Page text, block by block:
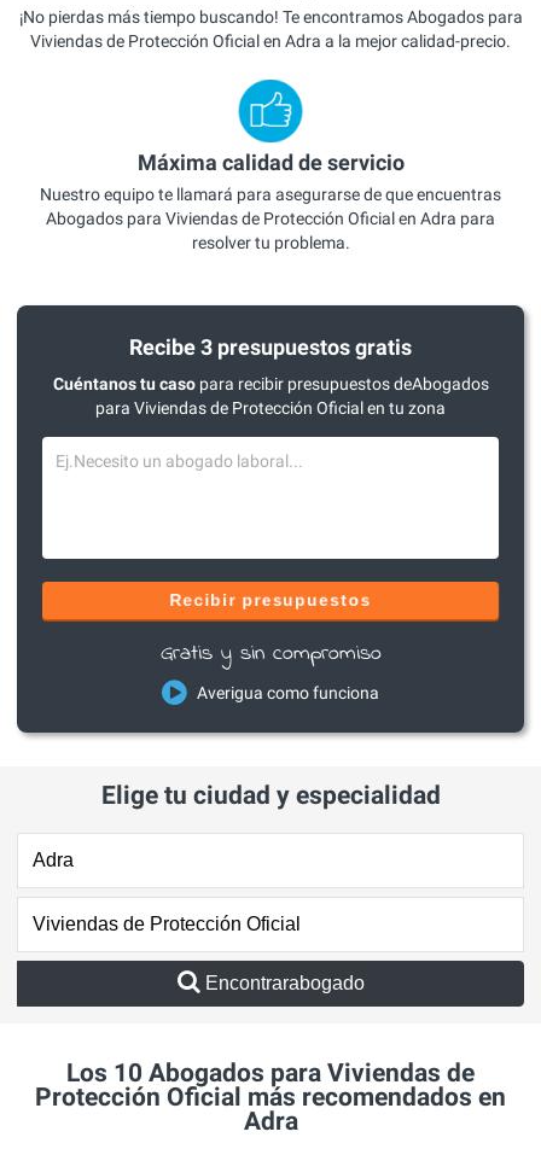
¡No pierdas más tiempo buscando! Te encontramos Abogados para
Viviendas de Protección Oficial en Adra a la mejor calidad-precio.
Máxima calidad de servicio
Nuestro equipo te llamará para asegurarse de que encuentras
Abogados para Viviendas de Protección Oficial en Adra para
resolver tu problema.
Recibe 3 presupuestos gratis
Cuéntanos tu casopara recibir presupuestos deAbogados
para Viviendas de Protección Oficial en tu zona
Recibir presupuestos
Gratis y sin compromiso
Averigua como funciona
Elige tu ciudad y especialidad
Encontrarabogado
Los 10 Abogados para Viviendas de
Protección Oficial más recomendados en
Adra